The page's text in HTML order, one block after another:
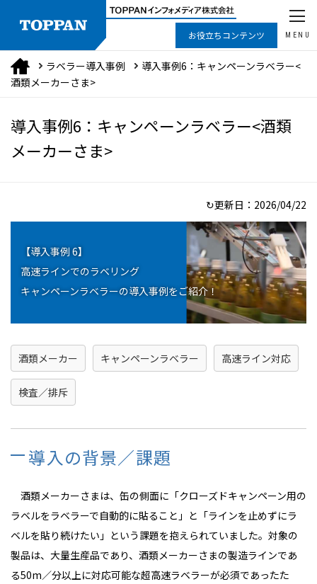
お役立ちコンテンツ MENU
ラベラー導入事例
導入事例6：キャンペーンラベラー<
酒類メーカーさま>
導入事例6：キャンペーンラベラー<酒類
メーカーさま>
↻更新日： 2026/04/22
【導入事例 6】
高速ラインでのラベリング
キャンペーンラベラーの導入事例をご紹介！
酒類メーカー キャンペーンラベラー 高速ライン対応
検査／排斥
導入の背景／課題
酒類メーカーさまは、缶の側面に「クローズドキャンペーン用の
ラベルをラベラーで自動的に貼ること」と「ラインを止めずにラ
ベルを貼り続けたい」という課題を抱えられていました。対象の
製品は、大量生産品であり、酒類メーカーさまの製造ラインであ
る50m／分以上に対応可能な超高速ラベラーが必須であったた